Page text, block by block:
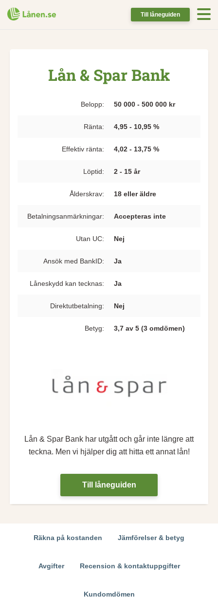
Till låneguiden
Lån & Spar Bank
Belopp: 50 000 - 500 000 kr
Ränta: 4,95 - 10,95 %
Effektiv ränta: 4,02 - 13,75 %
Löptid: 2 - 15 år
Ålderskrav: 18 eller äldre
Betalningsanmärkningar: Accepteras inte
Utan UC: Nej
Ansök med BankID: Ja
Låneskydd kan tecknas: Ja
Direkt­utbetalning: Nej
Betyg: 3,7 av 5 (3 omdömen)
Lån & Spar Bank har utgått och går inte längre att
teckna. Men vi hjälper dig att hitta ett annat lån!
Till låneguiden
Räkna på kostanden Jämförelser & betyg
Avgifter Recension & kontaktuppgifter
Kundomdömen